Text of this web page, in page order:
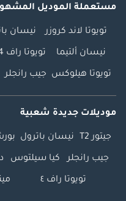
مستعملة الموديل
تويوتا لاند كروزر نيسان
نيسان ألتيما تويوتا راف 4
تويوتا هيلوكس جيب رانجلر
موديلات جديدة شعبية
جيتور T2 نيسان باترول بورش
جيب رانجلر كيا سيلتوس
تويوتا راف ٤